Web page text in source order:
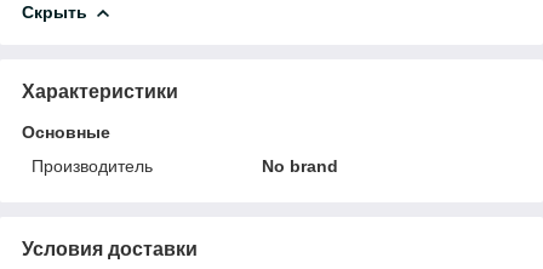
Скрыть
Характеристики
Основные
Производитель
No brand
Условия доставки